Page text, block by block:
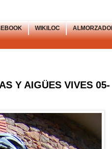
WIKILOC
Y AIGÜES VIVES 05-